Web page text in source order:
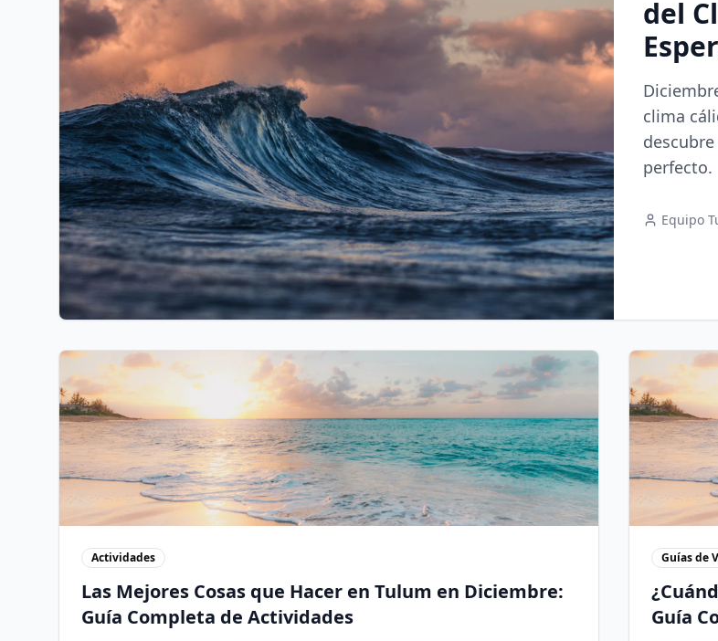
del
clima
perfecto.
Equipo
Actividades
Las Mejores Cosas que Hacer en Tulum en Diciembre:
Guía Completa de Actividades
Guías de
Guía